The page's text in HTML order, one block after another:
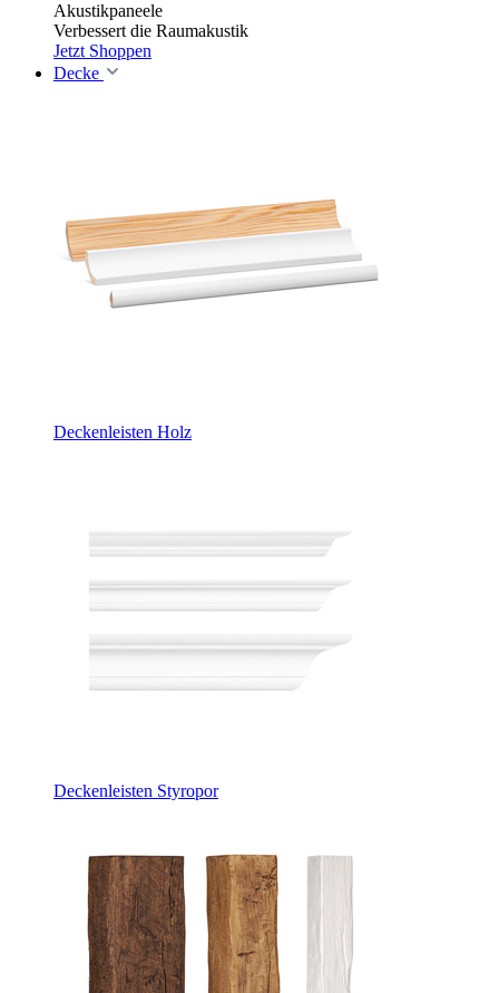
Akustikpaneele
Verbessert die Raumakustik
Jetzt Shoppen
Decke
Deckenleisten Holz
Deckenleisten Styropor